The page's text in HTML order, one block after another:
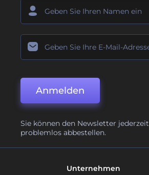
Anmelden
Sie können den Newsletter jederzeit
problemlos abbestellen.
Unternehmen